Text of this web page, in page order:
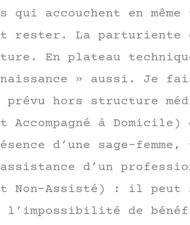
qui accouchent en
rester. La parturiente
En plateau
naissance » aussi. Je
prévu hors structure
Accompagné à
d’une sage-
d’un
Non-Assisté) : il
l’impossibilité de